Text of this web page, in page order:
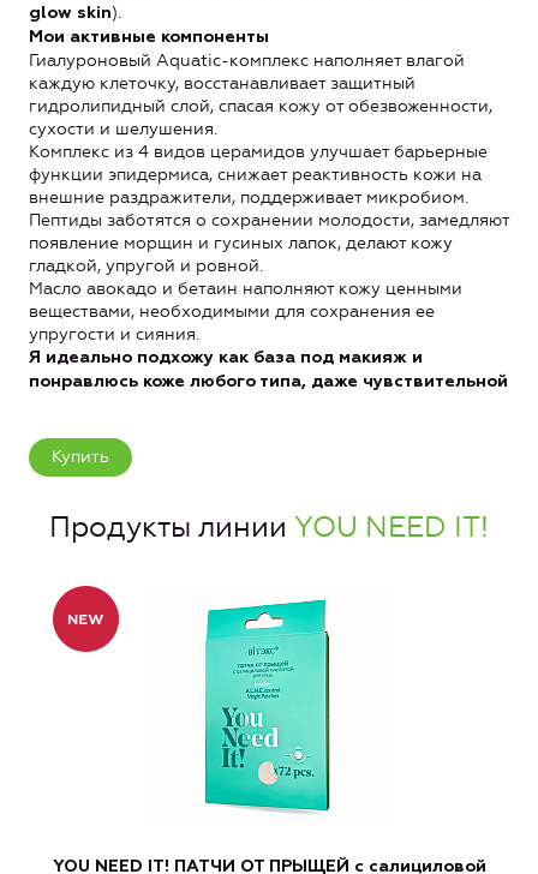
glow skin).
Мои активные компоненты
Гиалуроновый Aquatic-комплекс наполняет влагой
каждую клеточку, восстанавливает защитный
гидролипидный слой, спасая кожу от обезвоженности,
сухости и шелушения.
Комплекс из 4 видов церамидов улучшает барьерные
функции эпидермиса, снижает реактивность кожи на
внешние раздражители, поддерживает микробиом.
Пептиды заботятся о сохранении молодости, замедляют
появление морщин и гусиных лапок, делают кожу
гладкой, упругой и ровной.
Масло авокадо и бетаин наполняют кожу ценными
веществами, необходимыми для сохранения ее
упругости и сияния.
Я идеально подхожу как база под макияж и
понравлюсь коже любого типа, даже чувствительной
Купить
Продукты линии YOU NEED IT!
YOU NEED IT! ПАТЧИ ОТ ПРЫЩЕЙ с салициловой